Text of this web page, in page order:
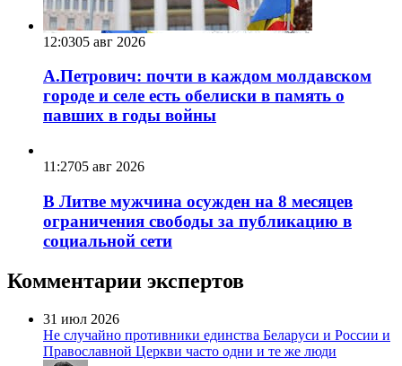
12:0305 авг 2026
А.Петрович: почти в каждом молдавском
городе и селе есть обелиски в память о
павших в годы войны
11:2705 авг 2026
В Литве мужчина осужден на 8 месяцев
ограничения свободы за публикацию в
социальной сети
Комментарии экспертов
31 июл 2026
Не случайно противники единства Беларуси и России и
Православной Церкви часто одни и те же люди